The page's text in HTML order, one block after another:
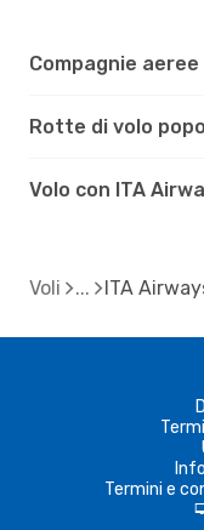
Compagnie
Rotte di volo
Volo con ITA
Voli ITA
Termini e